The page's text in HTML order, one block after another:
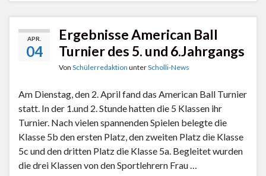
APR.
04
Ergebnisse American Ball
Turnier des 5. und 6.Jahrgangs
Von Schülerredaktion unterScholli-News
Am Dienstag, den 2. April fand das American Ball Turnier
statt. In der 1.und 2. Stunde hatten die 5 Klassen ihr
Turnier. Nach vielen spannenden Spielen belegte die
Klasse 5b den ersten Platz, den zweiten Platz die Klasse
5c und den dritten Platz die Klasse 5a. Begleitet wurden
die drei Klassen von den Sportlehrern Frau …